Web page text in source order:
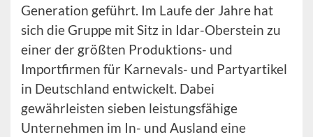
Generation geführt. Im Laufe der Jahre hat
sich die Gruppe mit Sitz in Idar-Oberstein zu
einer der größten Produktions- und
Importfirmen für Karnevals- und Partyartikel
in Deutschland entwickelt. Dabei
gewährleisten sieben leistungsfähige
Unternehmen im In- und Ausland eine